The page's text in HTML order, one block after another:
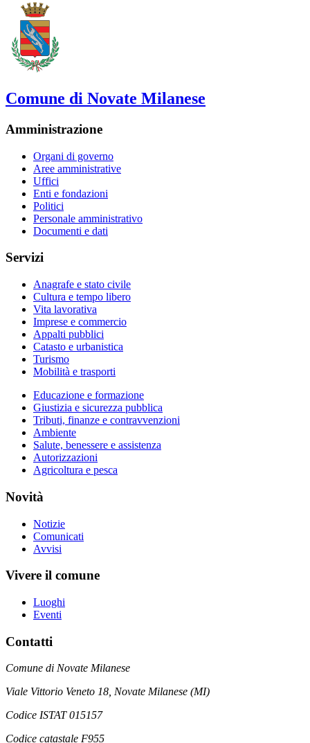
Comune di Novate Milanese
Amministrazione
Organi di governo
Aree amministrative
Uffici
Enti e fondazioni
Politici
Personale amministrativo
Documenti e dati
Servizi
Anagrafe e stato civile
Cultura e tempo libero
Vita lavorativa
Imprese e commercio
Appalti pubblici
Catasto e urbanistica
Turismo
Mobilità e trasporti
Educazione e formazione
Giustizia e sicurezza pubblica
Tributi, finanze e contravvenzioni
Ambiente
Salute, benessere e assistenza
Autorizzazioni
Agricoltura e pesca
Novità
Notizie
Comunicati
Avvisi
Vivere il comune
Luoghi
Eventi
Contatti
Comune di Novate Milanese
Viale Vittorio Veneto 18, Novate Milanese (MI)
Codice ISTAT 015157
Codice catastale F955